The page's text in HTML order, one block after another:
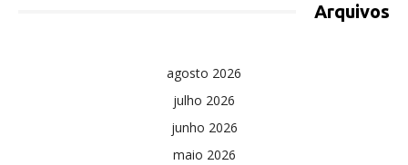
Arquivos
agosto 2026
julho 2026
junho 2026
maio 2026